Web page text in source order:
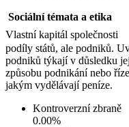
Sociální témata a etika
Vlastní kapitál společnosti
podíly států, ale podniků.
podniků týkají v důsledku
způsobu podnikání nebo
jakým vydělávají peníze.
Kontroverzní zbraně
0.00%